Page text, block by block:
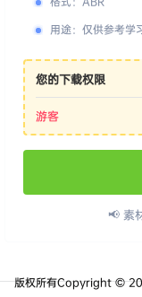
用途： 仅供参考学
您的下载权限
游客
📢 素
版权所有Copyright ©